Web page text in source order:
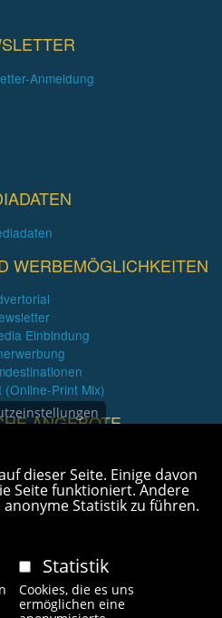
Anmeldung
WERBEMÖGLICHKEITEN
Einbindung
(Online-Print Mix)
ANGEBOTE
und mehr
Fotografie
Alle Rechte vorbehalten.
dieser Seite. Einige davon
Seite funktioniert. Andere
Statistik zu führen.
Statistik
Cookies, die es uns
ermöglichen eine